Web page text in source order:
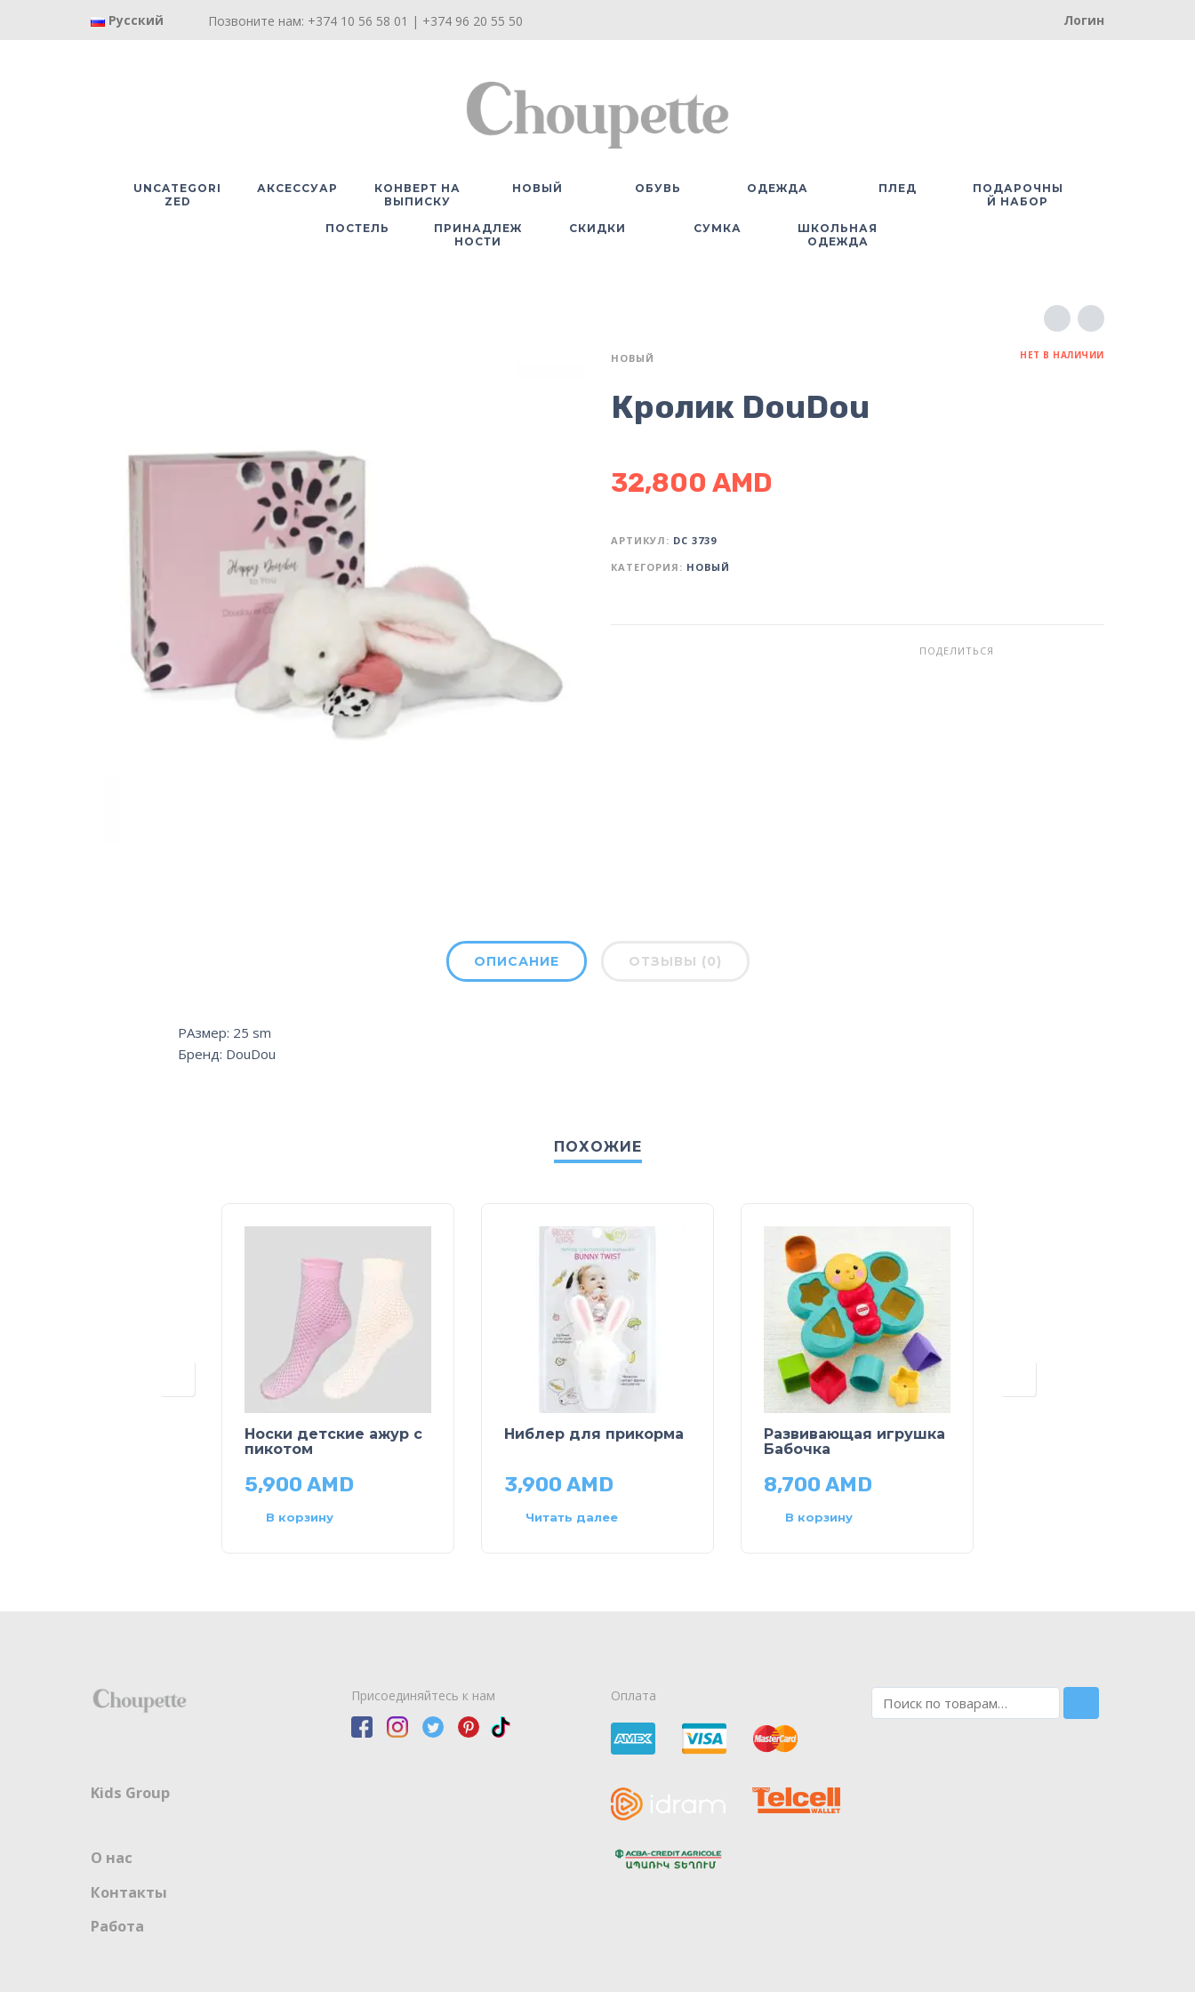
Логин
Русский Позвоните нам: +374 10 56 58 01 | +374 96 20 55 50
UNCATEGORI
ZED
АКСЕССУАР
КОНВЕРТ НА
ВЫПИСКУ
НОВЫЙ ОБУВЬ ОДЕЖДА ПЛЕД
ПОДАРОЧНЫ
Й НАБОР
ПОСТЕЛЬ
ПРИНАДЛЕЖ
НОСТИ
СКИДКИ СУМКА
ШКОЛЬНАЯ
ОДЕЖДА
НОВЫЙ НЕТ В НАЛИЧИИ
Кролик DouDou
32,800 AMD
АРТИКУЛ: DC 3739
КАТЕГОРИЯ: НОВЫЙ
ПОДЕЛИТЬСЯ
ОПИСАНИЕ ОТЗЫВЫ (0)
РАзмер: 25 sm
Бренд: DouDou
ПОХОЖИЕ
Носки детские ажур с
пикотом
5,900 AMD
В корзину
Ниблер для прикорма
3,900 AMD
Читать далее
Развивающая игрушка
Бабочка
8,700 AMD
В корзину
Kids Group
О нас
Контакты
Работа
Присоединяйтесь к нам Оплата